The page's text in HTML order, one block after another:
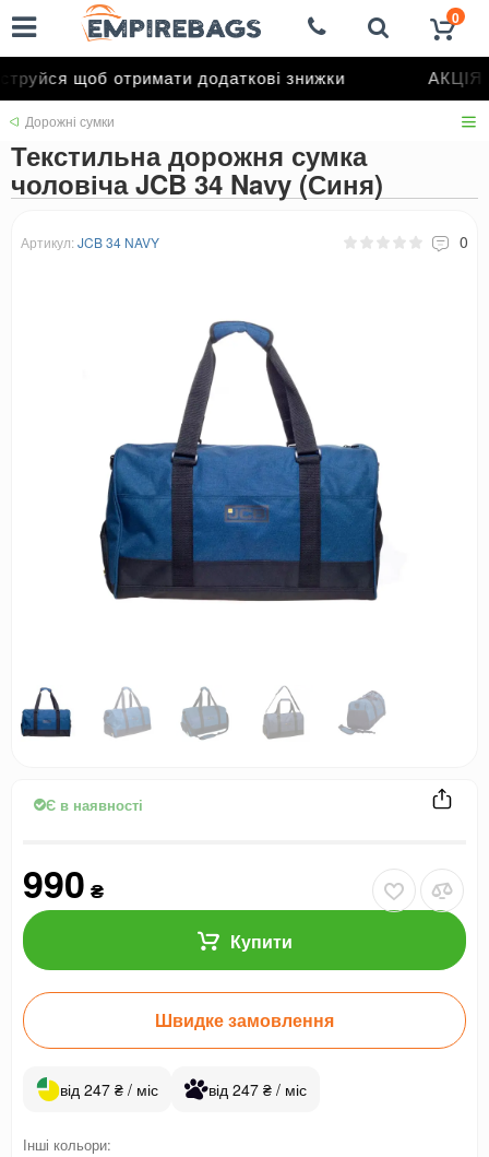
щоб отримати додаткові знижки АКЦІЯ
0
Дорожні сумки
Текстильна дорожня сумка
чоловіча JCB 34 Navy (Синя)
Артикул: JCB 34 NAVY 0
Є в наявності
990 ₴
Купити
Швидке замовлення
від 247 ₴ / міс від 247 ₴ / міс
Інші кольори: